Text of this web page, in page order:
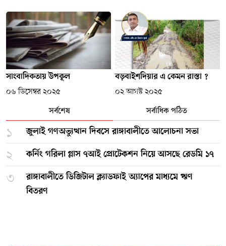
সাংবাদিকতায় উপকূল
০৬ ডিসেম্বর ২০২৫
বড়বাইশদিয়ার এ কেমন রাস্তা ?
০২ আগস্ট ২০২৫
সর্বশেষ সর্বাধিক পঠিত
১ জুলাই গণঅভ্যুত্থান দিবসে রাঙ্গাবালীতে আলোচনা সভা
২ কর্নিং গরিলা গ্লাস ৭আই প্রোটেকশন নিয়ে আসছে রেডমি ১৭
৩
রাঙ্গাবালীতে ডিজিটাল ক্ল্যাডফাই অ্যাপের মাধ্যমে ঋণ
বিতরণ